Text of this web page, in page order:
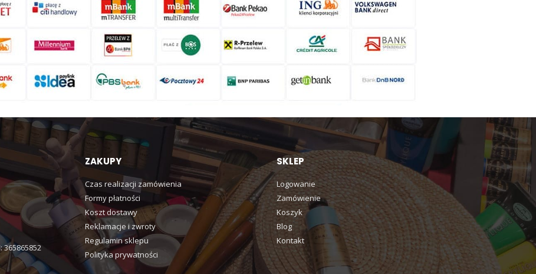
365865852
ZAKUPY
Czas realizacji zamówienia
Formy płatności
Koszt dostawy
Reklamacje i zwroty
Regulamin sklepu
Polityka prywatności
SKLEP
Logowanie
Zamówienie
Koszyk
Blog
Kontakt